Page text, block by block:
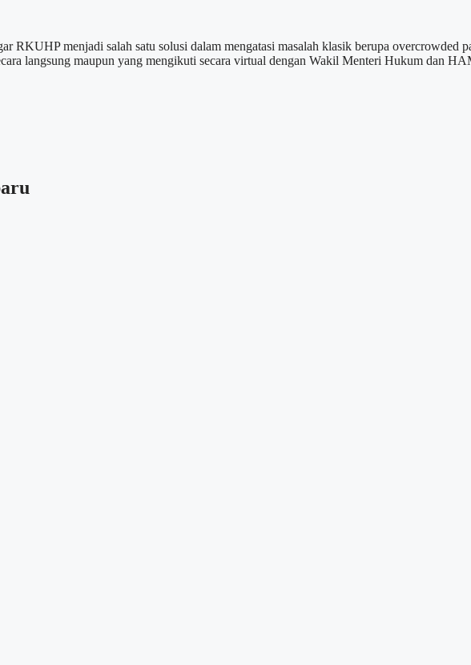
RKUHP menjadi salah satu solusi dalam mengatasi masalah klasik berupa
langsung maupun yang mengikuti secara virtual dengan Wakil Menteri Hukum dan